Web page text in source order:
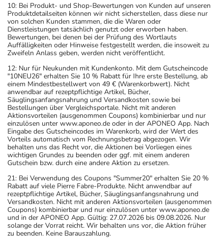
10: Bei Produkt- und Shop-Bewertungen von Kunden auf unseren
Produktdetailseiten können wir nicht sicherstellen, dass diese nur
von solchen Kunden stammen, die die Waren oder
Dienstleistungen tatsächlich genutzt oder erworben haben.
Bewertungen, bei denen bei der Prüfung des Wortlauts
Auffälligkeiten oder Hinweise festgestellt werden, die insoweit zu
Zweifeln Anlass geben, werden nicht veröffentlicht.
12: Nur für Neukunden mit Kundenkonto. Mit dem Gutscheincode
"10NEU26" erhalten Sie 10 % Rabatt für Ihre erste Bestellung, ab
einem Mindestbestellwert von 49 € (Warenkorbwert). Nicht
anwendbar auf rezeptpflichtige Artikel, Bücher,
Säuglingsanfangsnahrung und Versandkosten sowie bei
Bestellungen über Vergleichsportale. Nicht mit anderen
Aktionsvorteilen (ausgenommen Coupons) kombinierbar und nur
einzulösen unter www.aponeo.de oder in der APONEO App. Nach
Eingabe des Gutscheincodes im Warenkorb, wird der Wert des
Vorteils automatisch vom Rechnungsbetrag abgezogen. Wir
behalten uns das Recht vor, die Aktionen bei Vorliegen eines
wichtigen Grundes zu beenden oder ggf. mit einem anderen
Gutschein bzw. durch eine andere Aktion zu ersetzen.
21: Bei Verwendung des Coupons "Summer20" erhalten Sie 20 %
Rabatt auf viele Pierre Fabre-Produkte. Nicht anwendbar auf
rezeptpflichtige Artikel, Bücher, Säuglingsanfangsnahrung und
Versandkosten. Nicht mit anderen Aktionsvorteilen (ausgenommen
Coupons) kombinierbar und nur einzulösen unter www.aponeo.de
und in der APONEO App. Gültig: 27.07.2026 bis 09.08.2026. Nur
solange der Vorrat reicht. Wir behalten uns vor, die Aktion früher
zu beenden. Keine Barauszahlung.